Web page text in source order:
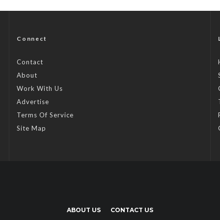
Connect
Contact
About
Work With Us
Advertise
Terms Of Service
Site Map
ABOUT US CONTACT US